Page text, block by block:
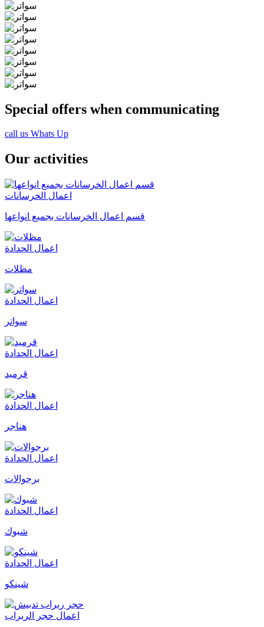
Special offers when communicating
call us Whats Up
Our activities
اعمال الخرسانات
قسم اعمال الخرسانات بجميع انواعها
اعمال الحدادة
مظلات
اعمال الحدادة
سواتر
اعمال الحدادة
قرميد
اعمال الحدادة
هناجر
اعمال الحدادة
برجوالات
اعمال الحدادة
شبوك
اعمال الحدادة
شينكو
اعمال حجر الربراب